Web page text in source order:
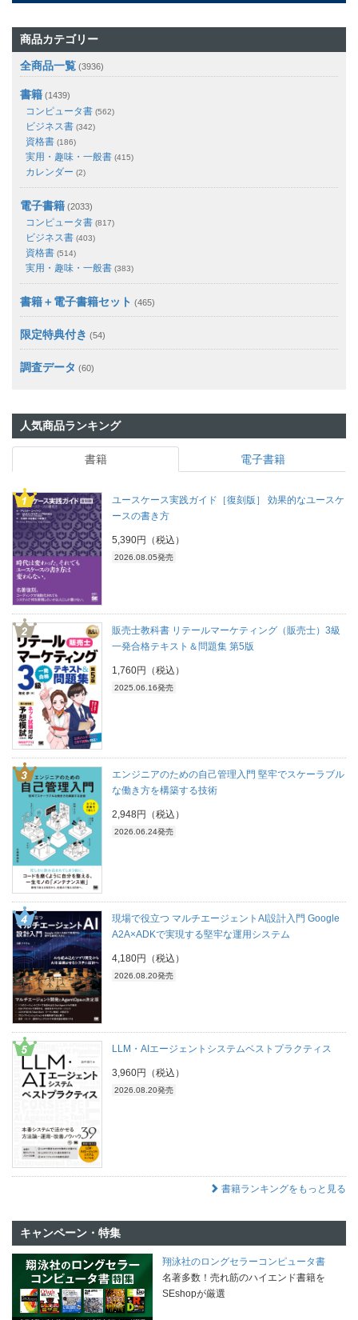
商品カテゴリー
全商品一覧 (3936)
書籍 (1439)
コンピュータ書 (562)
ビジネス書 (342)
資格書 (186)
実用・趣味・一般書 (415)
カレンダー (2)
電子書籍 (2033)
コンピュータ書 (817)
ビジネス書 (403)
資格書 (514)
実用・趣味・一般書 (383)
書籍＋電子書籍セット (465)
限定特典付き (54)
調査データ (60)
人気商品ランキング
書籍 電子書籍
ユースケース実践ガイド［復刻版］ 効果的なユースケ
ースの書き方
5,390円（税込）
2026.08.05発売
販売士教科書 リテールマーケティング（販売士）3級
一発合格テキスト＆問題集 第5版
1,760円（税込）
2025.06.16発売
エンジニアのための自己管理入門 堅牢でスケーラブル
な働き方を構築する技術
2,948円（税込）
2026.06.24発売
現場で役立つ マルチエージェントAI設計入門 Google
A2A×ADKで実現する堅牢な運用システム
4,180円（税込）
2026.08.20発売
LLM・AIエージェントシステムベストプラクティス
3,960円（税込）
2026.08.20発売
書籍ランキングをもっと見る
キャンペーン・特集
翔泳社のロングセラーコンピュータ書
名著多数！売れ筋のハイエンド書籍を
SEshopが厳選